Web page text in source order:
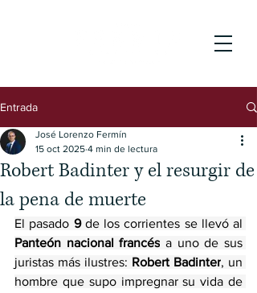
Entrada
Robert Badinter y el resurgir de
la pena de muerte
José Lorenzo Fermín
15 oct 2025 4 min de lectura
El pasado 9
Panteón nacional francés a uno de sus
juristas más ilustres: Robert Badinter, un
hombre que supo impregnar su vida de